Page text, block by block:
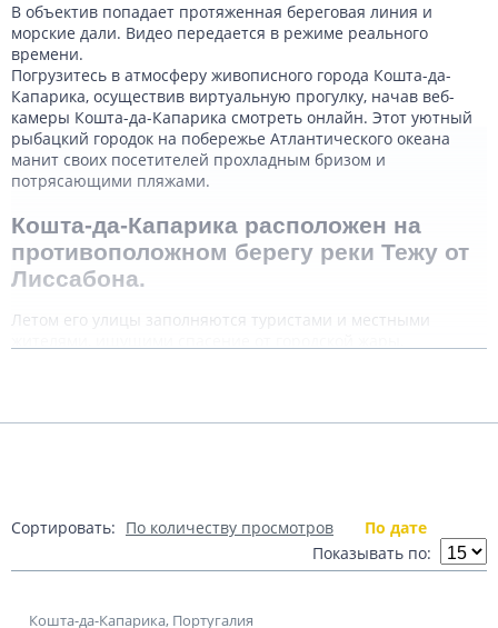
В объектив попадает протяженная береговая линия и
морские дали. Видео передается в режиме реального
времени.
Погрузитесь в атмосферу живописного города Кошта-да-
Капарика, осуществив виртуальную прогулку, начав веб-
камеры Кошта-да-Капарика смотреть онлайн. Этот уютный
рыбацкий городок на побережье Атлантического океана
манит своих посетителей прохладным бризом и
потрясающими пляжами.
Кошта-да-Капарика расположен на
противоположном берегу реки Тежу от
Лиссабона.
Летом его улицы заполняются туристами и местными
и ресторанах. После сильного зимнего шторма
Неудивительно, что Кошта-да-Капарика
стал популярным среди серферов,
любителей этого вида спорта.
Сортировать: По количеству просмотров
По дате
Показывать по:
Кошта-да-Капарика, Португалия